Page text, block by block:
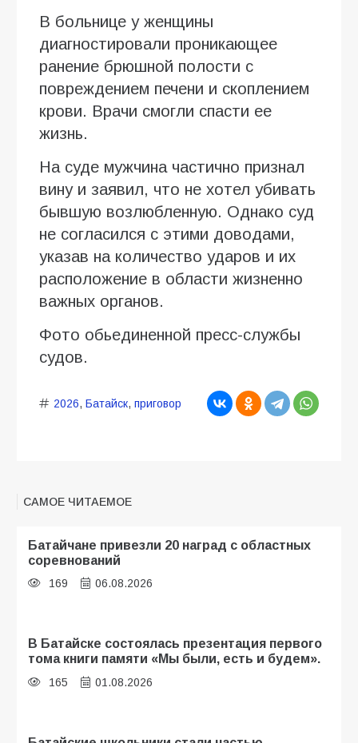
В больнице у женщины
диагностировали проникающее
ранение брюшной полости с
повреждением печени и скоплением
крови. Врачи смогли спасти ее
жизнь.
На суде мужчина частично признал
вину и заявил, что не хотел убивать
бывшую возлюбленную. Однако суд
не согласился с этими доводами,
указав на количество ударов и их
расположение в области жизненно
важных органов.
Фото обьединенной пресс-службы
судов.
2026, Батайск, приговор
САМОЕ ЧИТАЕМОЕ
Батайчане привезли 20 наград с областных
соревнований
169 06.08.2026
В Батайске состоялась презентация первого
тома книги памяти «Мы были, есть и будем».
165 01.08.2026